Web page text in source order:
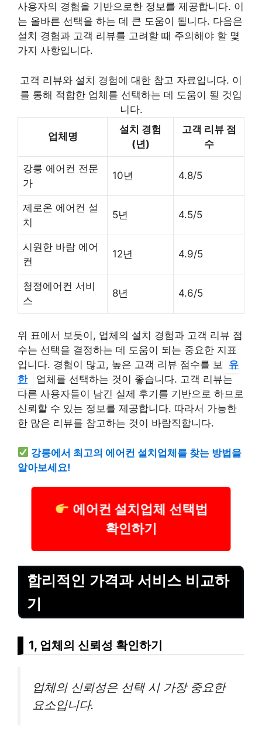
사용자의 경험을 기반으로한 정보를 제공합니다. 이
는 올바른 선택을 하는 데 큰 도움이 됩니다. 다음은
설치 경험과 고객 리뷰를 고려할 때 주의해야 할 몇
가지 사항입니다.
고객 리뷰와 설치 경험에 대한 참고 자료입니다. 이
를 통해 적합한 업체를 선택하는 데 도움이 될 것입
니다.
업체명
설치 경험
(년)
고객 리뷰 점
수
강릉 에어컨 전문
가
10년 4.8/5
제로온 에어컨 설
치
5년 4.5/5
시원한 바람 에어
컨
12년 4.9/5
청정에어컨 서비
스
8년 4.6/5
위 표에서 보듯이, 업체의 설치 경험과 고객 리뷰 점
수는 선택을 결정하는 데 도움이 되는 중요한 지표
입니다. 경험이 많고, 높은 고객 리뷰 점수를 보 유
한
업체를 선택하는 것이 좋습니다. 고객 리뷰는
다른 사용자들이 남긴 실제 후기를 기반으로 하므로
신뢰할 수 있는 정보를 제공합니다. 따라서 가능한
한 많은 리뷰를 참고하는 것이 바람직합니다.
강릉에서 최고의 에어컨 설치업체를 찾는 방법을
알아보세요!
에어컨 설치업체 선택법
확인하기
합리적인 가격과 서비스 비교하
기
1, 업체의 신뢰성 확인하기
업체의 신뢰성은 선택 시 가장 중요한
요소입니다.